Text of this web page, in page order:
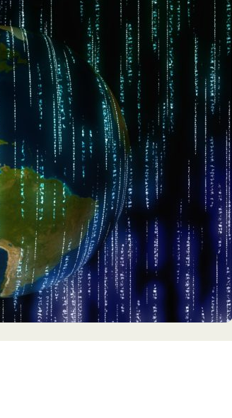
КАЛЕНДАРНОЕ
ПЛАНИРОВАНИЕ
УРОКОВ